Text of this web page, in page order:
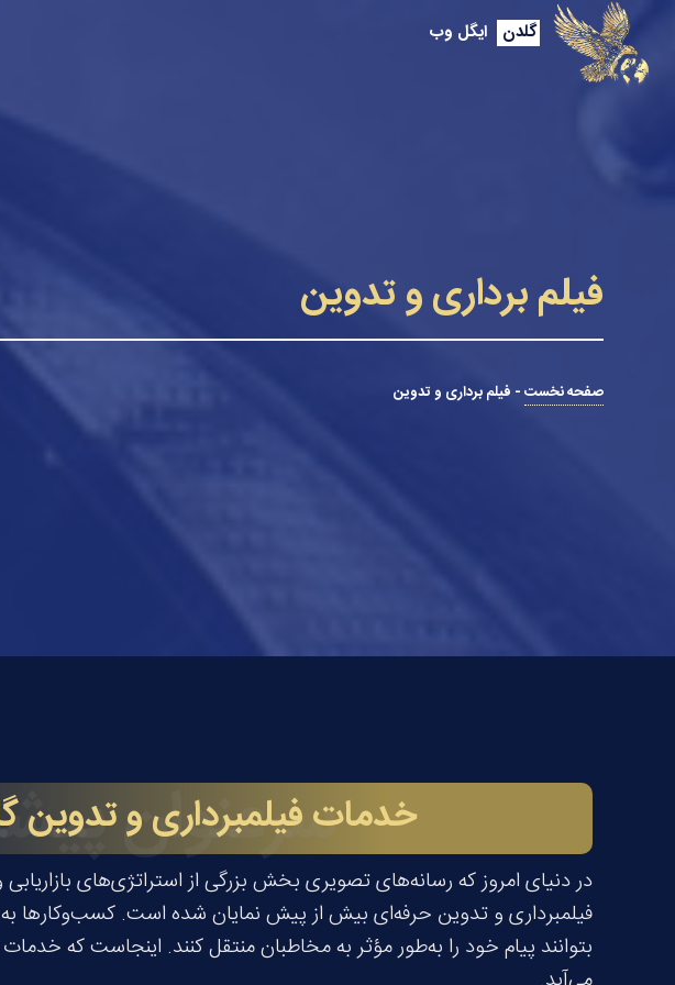
گلدن ایگل وب
فیلم برداری و تدوین
صفحه نخست- فیلم برداری و تدوین
سرعنوان
خدمات فیلمبرداری و تدوین
در دنیای امروز که رسانه‌های تصویری بخش بزرگی از استراتژی‌های
فیلمبرداری و تدوین حرفه‌ای بیش از پیش نمایان شده است. کسب‌وکارها
بتوانند پیام خود را به‌طور مؤثر به مخاطبان منتقل کنند. اینجاست که